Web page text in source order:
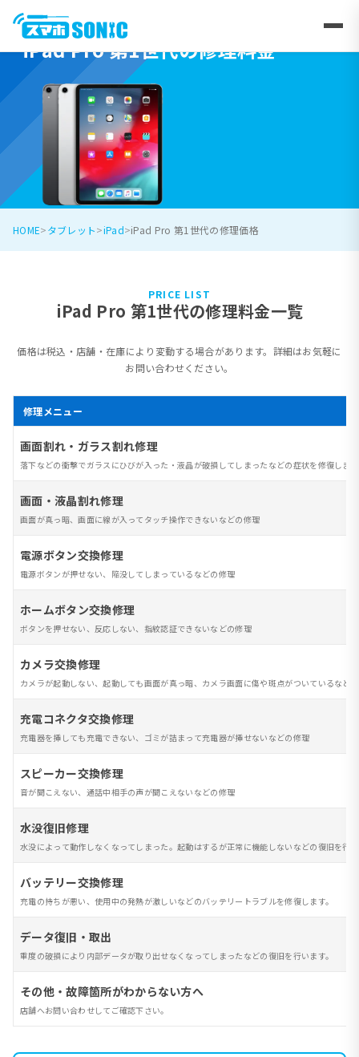
iPad Pro 第1世代の修理料金
HOME タブレット iPad iPad Pro 第1世代の修理価格
PRICE LIST
iPad Pro 第1世代の修理料金一覧
価格は税込・店舗・在庫により変動する場合があります。詳細はお気軽に
お問い合わせください。
修理メニュー
画面割れ・ガラス割れ修理
落下などの衝撃でガラスにひびが入った・液晶が破損してしまったなどの症状を修復しま
画面・液晶割れ修理
画面が真っ暗、画面に線が入ってタッチ操作できないなどの修理
電源ボタン交換修理
電源ボタンが押せない、陥没してしまっているなどの修理
ホームボタン交換修理
ボタンを押せない、反応しない、指紋認証できないなどの修理
カメラ交換修理
カメラが起動しない、起動しても画面が真っ暗、カメラ画面に傷や斑点がついているなど
充電コネクタ交換修理
充電器を挿しても充電できない、ゴミが詰まって充電器が挿せないなどの修理
スピーカー交換修理
音が聞こえない、通話中相手の声が聞こえないなどの修理
水没復旧修理
水没によって動作しなくなってしまった。起動はするが正常に機能しないなどの復旧を行
バッテリー交換修理
充電の持ちが悪い、使用中の発熱が激しいなどのバッテリートラブルを修復します。
データ復旧・取出
重度の破損により内部データが取り出せなくなってしまったなどの復旧を行います。
その他・故障箇所がわからない方へ
店舗へお問い合わせしてご確認下さい。